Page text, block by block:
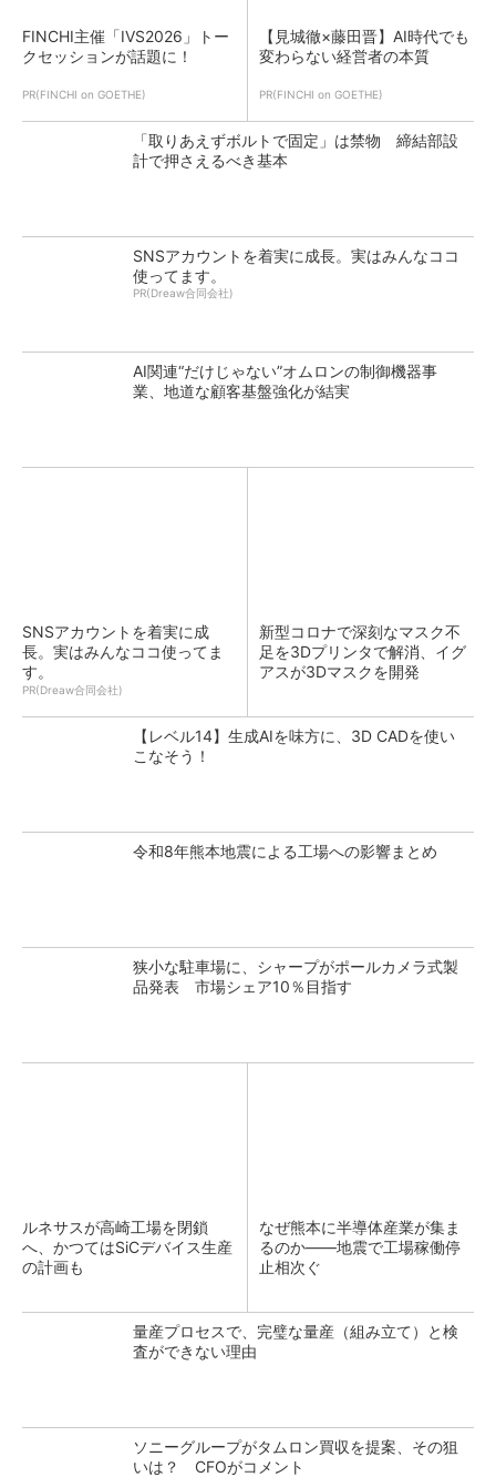
FINCHI主催「IVS2026」トー
クセッションが話題に！
PR(FINCHI on GOETHE)
【見城徹×藤田晋】AI時代でも
変わらない経営者の本質
PR(FINCHI on GOETHE)
「取りあえずボルトで固定」は禁物 締結部設
計で押さえるべき基本
SNSアカウントを着実に成長。実はみんなココ
使ってます。
PR(Dreaw合同会社)
AI関連“だけじゃない”オムロンの制御機器事
業、地道な顧客基盤強化が結実
SNSアカウントを着実に成
長。実はみんなココ使ってま
す。
PR(Dreaw合同会社)
新型コロナで深刻なマスク不
足を3Dプリンタで解消、イグ
アスが3Dマスクを開発
【レベル14】生成AIを味方に、3D CADを使い
こなそう！
令和8年熊本地震による工場への影響まとめ
狭小な駐車場に、シャープがポールカメラ式製
品発表 市場シェア10％目指す
ルネサスが高崎工場を閉鎖
へ、かつてはSiCデバイス生産
の計画も
なぜ熊本に半導体産業が集ま
るのか――地震で工場稼働停
止相次ぐ
量産プロセスで、完璧な量産（組み立て）と検
査ができない理由
ソニーグループがタムロン買収を提案、その狙
いは？ CFOがコメント